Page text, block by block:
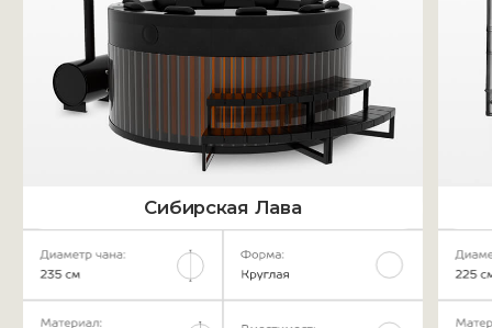
Для снятия подножника,
спинок и сидушек
Дополнить
комплектацию